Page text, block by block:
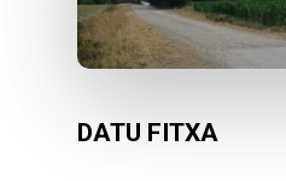
DATU FITXA